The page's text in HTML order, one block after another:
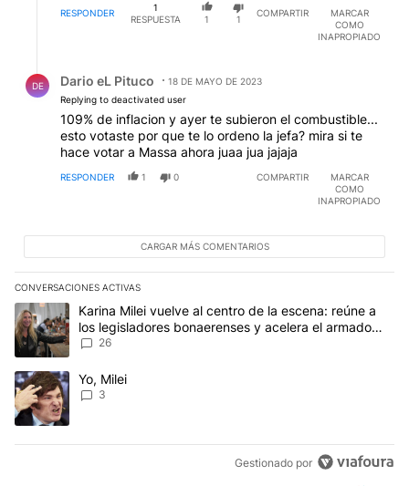
RESPONDER
1
RESPUESTA
1 1
COMPARTIR
MARCAR
COMO
INAPROPIADO
DE Dario eL Pituco
18 DE MAYO DE 2023
Replying to deactivated user
109% de inflacion y ayer te subieron el combustible...
esto votaste por que te lo ordeno la jefa? mira si te
hace votar a Massa ahora juaa jua jajaja
RESPONDER 1 0 COMPARTIR
MARCAR
COMO
INAPROPIADO
CARGAR MÁS COMENTARIOS
CONVERSACIONES ACTIVAS
Este listado muestra los artículos con más comentarios en los
Un artículo de tendencia con el título "Karina Milei vuelve al
Karina Milei vuelve al centro de la escena: reúne a
los legisladores bonaerenses y acelera el armado
para 2027
26
Un artículo de tendencia con el título "Yo, Milei" con 3
Yo, Milei
3
Gestionado por